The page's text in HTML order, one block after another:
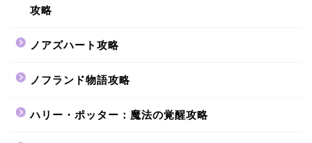
攻略
ノアズハート攻略
ノフランド物語攻略
ハリー・ポッター：魔法の覚醒攻略